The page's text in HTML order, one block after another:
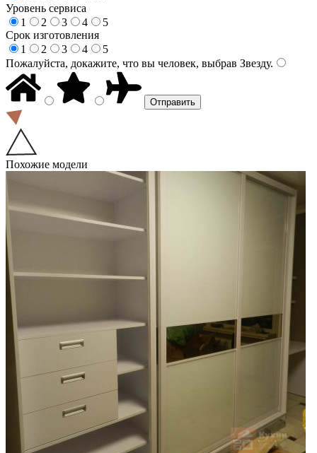
Уровень сервиса
1
2 3 4
5
Срок изготовления
1
2 3 4
5
Пожалуйста, докажите, что вы человек, выбрав Звезду.
Похожие модели